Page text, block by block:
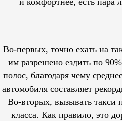
Во-первых, точно ехать на
им разрешеноездить по
полос, благодаря чему
автомобиля составляет
Во-вторых, вызывать такси
класса. Как правило, это